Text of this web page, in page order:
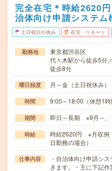
完全在宅＊時給2620
治体向け申請システム
土日祝日が休み 在宅・リモート
勤務地
東京都渋谷区
代々木駅から徒歩5分
徒歩8分
曜日頻度 月～金（土日祝休み）
時間 9:00～18:00（休憩1
期間 即日～長期 ※9月～、
時給
時給2620円 ※月収例
日勤務の場合）
仕事内容
・自治体向け申請シ
きます。・主に下記